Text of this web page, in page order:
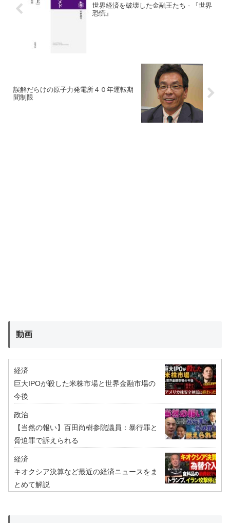
世界経済を破壊した金融王たち - 『世界
恐慌』
誤解だらけの原子力発電所４０年運転期
間制限
動画
経済
巨大IPOが殺した米株市場と世界金融市場の
今後
政治
【当然の報い】百田尚樹参院議員：暴行罪と
脅迫罪で訴えられる
経済
キオクシア決算など最近の経済ニュースをま
とめて解説